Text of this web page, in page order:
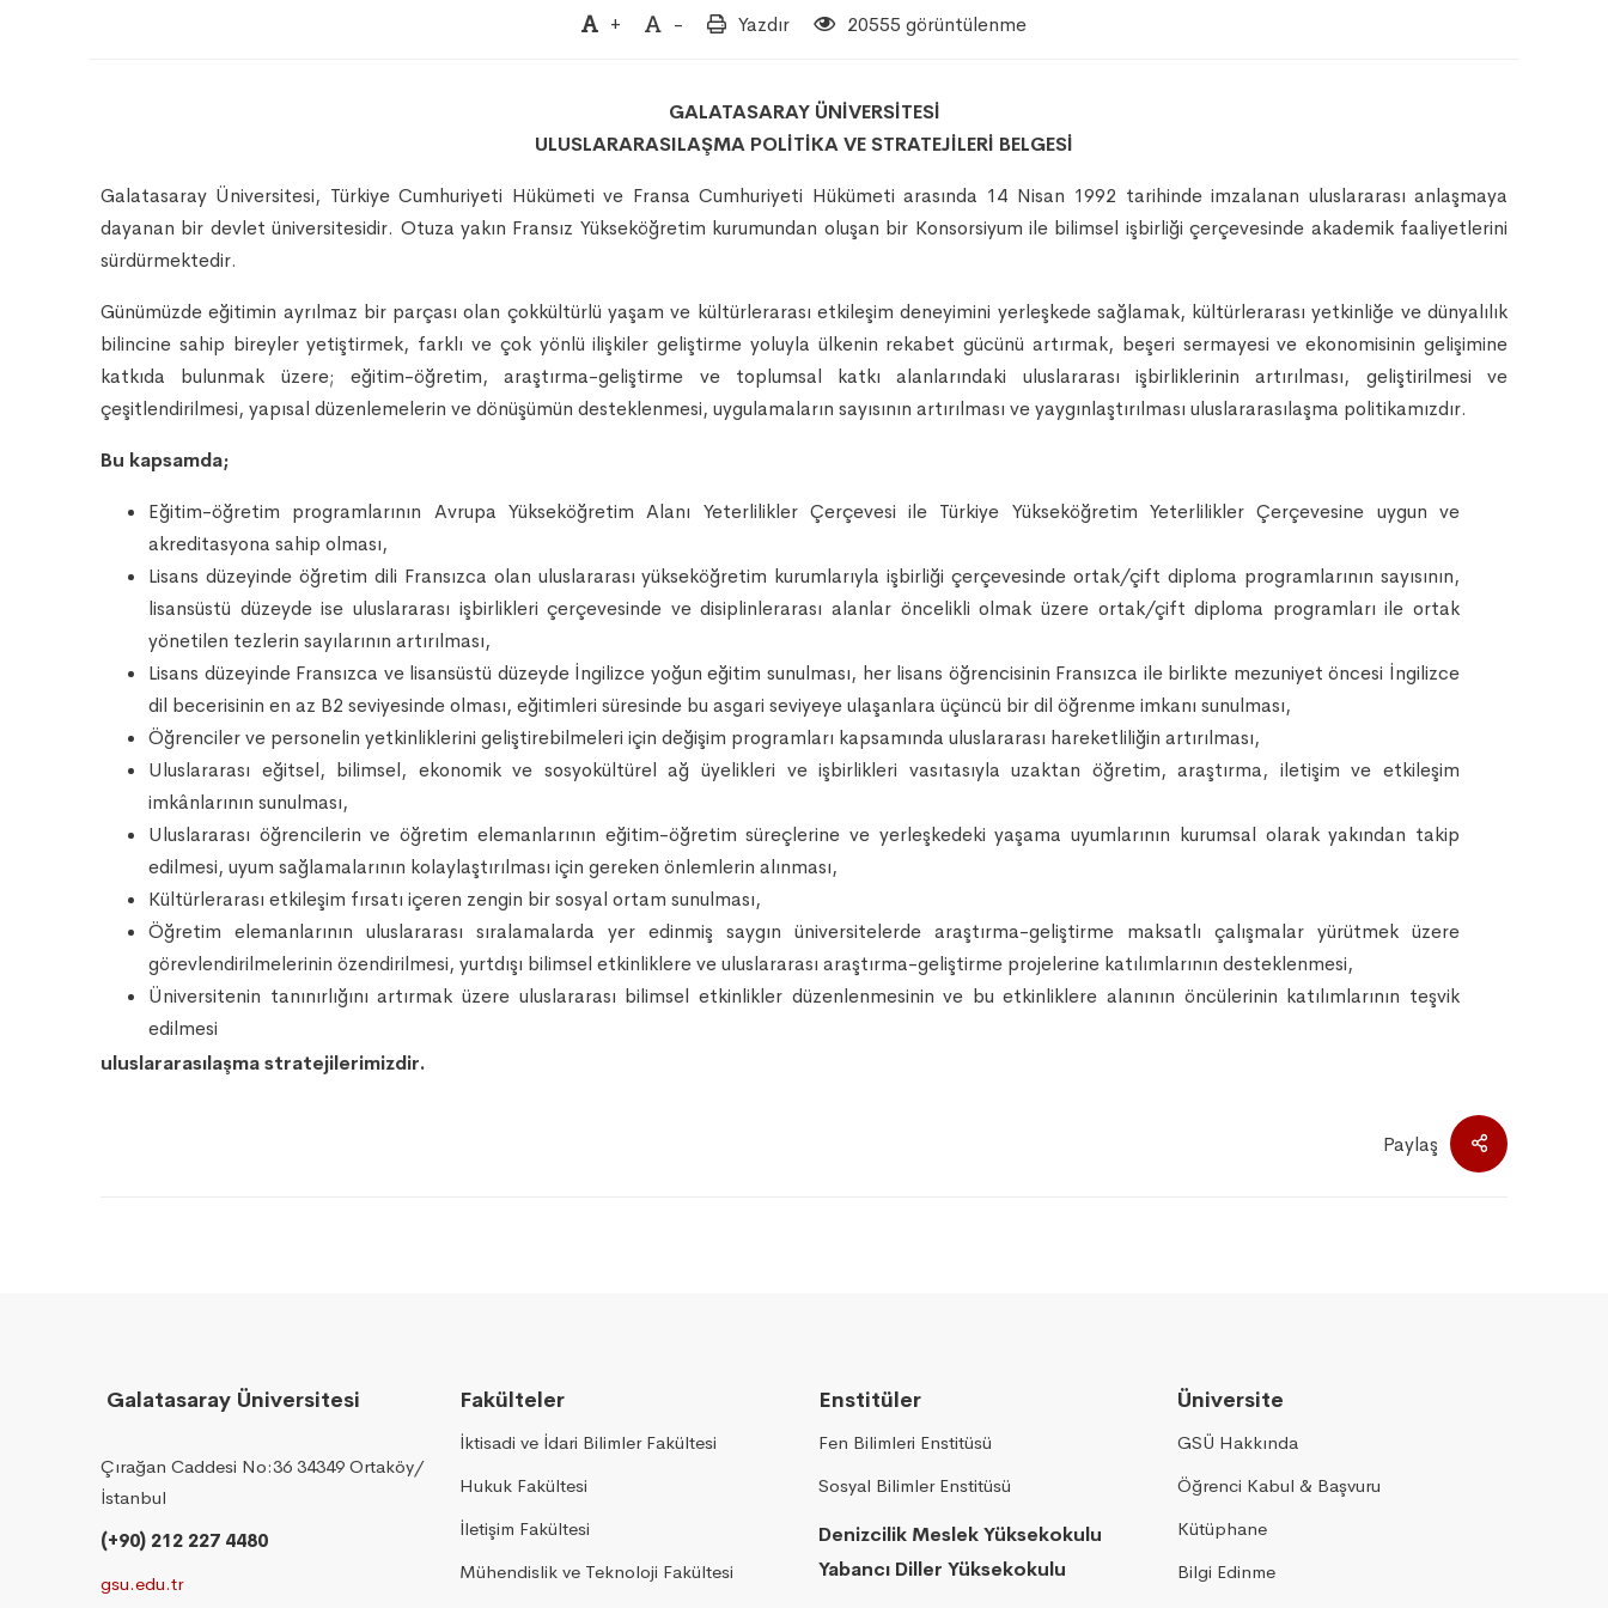
+ - Yazdır 20555 görüntülenme
GALATASARAY ÜNİVERSİTESİ
ULUSLARARASILAŞMA POLİTİKA VE STRATEJİLERİ BELGESİ
Galatasaray Üniversitesi, Türkiye Cumhuriyeti Hükümeti ve Fransa Cumhuriyeti Hükümeti arasında 14 Nisan 1992 tarihinde imzalanan uluslararası anlaşmaya
dayanan bir devlet üniversitesidir. Otuza yakın Fransız Yükseköğretim kurumundan oluşan bir Konsorsiyum ile bilimsel işbirliği çerçevesinde akademik faaliyetlerini
sürdürmektedir.
Günümüzde eğitimin ayrılmaz bir parçası olan çokkültürlü yaşam ve kültürlerarası etkileşim deneyimini yerleşkede sağlamak, kültürlerarası yetkinliğe ve dünyalılık
bilincine sahip bireyler yetiştirmek, farklı ve çok yönlü ilişkiler geliştirme yoluyla ülkenin rekabet gücünü artırmak, beşeri sermayesi ve ekonomisinin gelişimine
katkıda bulunmak üzere; eğitim-öğretim, araştırma-geliştirme ve toplumsal katkı alanlarındaki uluslararası işbirliklerinin artırılması, geliştirilmesi ve
çeşitlendirilmesi, yapısal düzenlemelerin ve dönüşümün desteklenmesi, uygulamaların sayısının artırılması ve yaygınlaştırılması uluslararasılaşma politikamızdır.
Bu kapsamda;
Eğitim-öğretim programlarının Avrupa Yükseköğretim Alanı Yeterlilikler Çerçevesi ile Türkiye Yükseköğretim Yeterlilikler Çerçevesine uygun ve
akreditasyona sahip olması,
Lisans düzeyinde öğretim dili Fransızca olan uluslararası yükseköğretim kurumlarıyla işbirliği çerçevesinde ortak/çift diploma programlarının sayısının,
lisansüstü düzeyde ise uluslararası işbirlikleri çerçevesinde ve disiplinlerarası alanlar öncelikli olmak üzere ortak/çift diploma programları ile ortak
yönetilen tezlerin sayılarının artırılması,
Lisans düzeyinde Fransızca ve lisansüstü düzeyde İngilizce yoğun eğitim sunulması, her lisans öğrencisinin Fransızca ile birlikte mezuniyet öncesi İngilizce
dil becerisinin en az B2 seviyesinde olması, eğitimleri süresinde bu asgari seviyeye ulaşanlara üçüncü bir dil öğrenme imkanı sunulması,
Öğrenciler ve personelin yetkinliklerini geliştirebilmeleri için değişim programları kapsamında uluslararası hareketliliğin artırılması,
Uluslararası eğitsel, bilimsel, ekonomik ve sosyokültürel ağ üyelikleri ve işbirlikleri vasıtasıyla uzaktan öğretim, araştırma, iletişim ve etkileşim
imkânlarının sunulması,
Uluslararası öğrencilerin ve öğretim elemanlarının eğitim-öğretim süreçlerine ve yerleşkedeki yaşama uyumlarının kurumsal olarak yakından takip
edilmesi, uyum sağlamalarının kolaylaştırılması için gereken önlemlerin alınması,
Kültürlerarası etkileşim fırsatı içeren zengin bir sosyal ortam sunulması,
Öğretim elemanlarının uluslararası sıralamalarda yer edinmiş saygın üniversitelerde araştırma-geliştirme maksatlı çalışmalar yürütmek üzere
görevlendirilmelerinin özendirilmesi, yurtdışı bilimsel etkinliklere ve uluslararası araştırma-geliştirme projelerine katılımlarının desteklenmesi,
Üniversitenin tanınırlığını artırmak üzere uluslararası bilimsel etkinlikler düzenlenmesinin ve bu etkinliklere alanının öncülerinin katılımlarının teşvik
edilmesi
uluslararasılaşma stratejilerimizdir.
Paylaş
Galatasaray Üniversitesi
Çırağan Caddesi No:36 34349 Ortaköy/
İstanbul
(+90) 212 227 4480
gsu.edu.tr
Fakülteler
İktisadi ve İdari Bilimler Fakültesi
Hukuk Fakültesi
İletişim Fakültesi
Mühendislik ve Teknoloji Fakültesi
Enstitüler
Fen Bilimleri Enstitüsü
Sosyal Bilimler Enstitüsü
Denizcilik Meslek Yüksekokulu
Yabancı Diller Yüksekokulu
Üniversite
GSÜ Hakkında
Öğrenci Kabul & Başvuru
Kütüphane
Bilgi Edinme